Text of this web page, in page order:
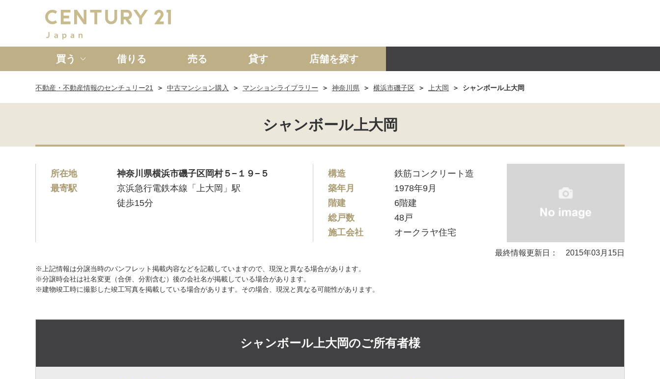
買う
新築一戸建て 中古一戸建て マンション 土地 事業投資用
借りる 売る 貸す 店舗を探す
不動産・不動産情報のセンチュリー21 中古マンション購入 マンションライブラリー 神奈川県 横浜市磯子区 上大岡 シャンボール上大岡
シャンボール上大岡
所在地
神奈川県横浜市磯子区岡村５−１９−５
最寄駅
京浜急行電鉄本線「上大岡」駅
徒歩15分
構造
鉄筋コンクリート造
築年月
1978年9月
階建
6階建
総戸数
48戸
施工会社
オークラヤ住宅
最終情報更新日： 2015年03月15日
※上記情報は分譲当時のパンフレット掲載内容などを記載していますので、現況と異なる場合があります。
※分譲時会社は社名変更（合併、分割含む）後の会社名が掲載している場合があります。
※建物竣工時に撮影した竣工写真を掲載している場合があります。その場合、現況と異なる可能性があります。
シャンボール上大岡のご所有者様